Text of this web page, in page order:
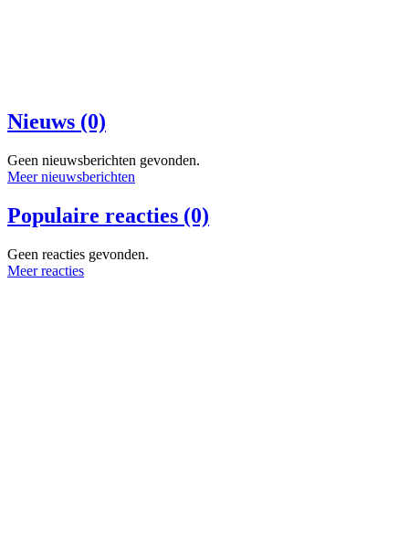
Nieuws (0)
Geen nieuwsberichten gevonden.
Meer nieuwsberichten
Populaire reacties (0)
Geen reacties gevonden.
Meer reacties